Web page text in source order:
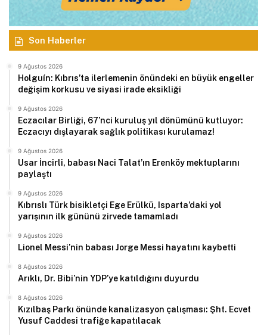
Son Haberler
9 Ağustos 2026
Holguín: Kıbrıs’ta ilerlemenin önündeki en büyük engeller
değişim korkusu ve siyasi irade eksikliği
9 Ağustos 2026
Eczacılar Birliği, 67’nci kuruluş yıl dönümünü kutluyor:
Eczacıyı dışlayarak sağlık politikası kurulamaz!
9 Ağustos 2026
Usar İncirli, babası Naci Talat’ın Erenköy mektuplarını
paylaştı
9 Ağustos 2026
Kıbrıslı Türk bisikletçi Ege Erülkü, Isparta’daki yol
yarışının ilk gününü zirvede tamamladı
9 Ağustos 2026
Lionel Messi’nin babası Jorge Messi hayatını kaybetti
8 Ağustos 2026
Arıklı, Dr. Bibi’nin YDP’ye katıldığını duyurdu
8 Ağustos 2026
Kızılbaş Parkı önünde kanalizasyon çalışması: Şht. Ecvet
Yusuf Caddesi trafiğe kapatılacak